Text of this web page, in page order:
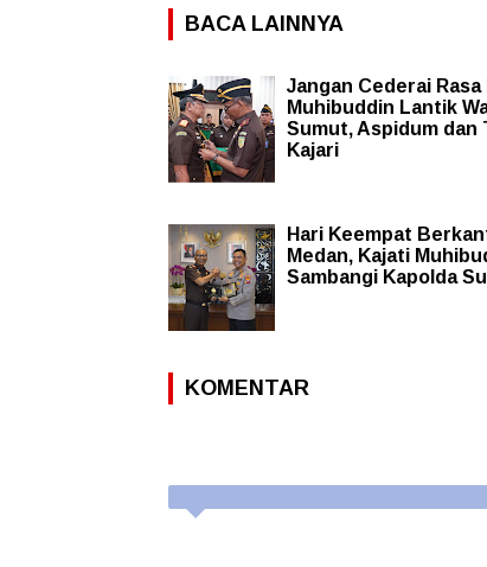
BACA LAINNYA
Jangan Cederai Rasa
Muhibuddin Lantik
Sumut, Aspidum dan
Kajari
Hari Keempat
Medan, Kajati
Sambangi Kapolda
KOMENTAR